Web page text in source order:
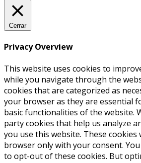
Cerrar
Privacy Overview
This website uses cookies to
while you navigate through the
cookies that are categorized as
your browser as they are essential
basic functionalities of the website.
party cookies that help us analyze
you use this website. These
browser only with your consent.
to opt-out of these cookies. But